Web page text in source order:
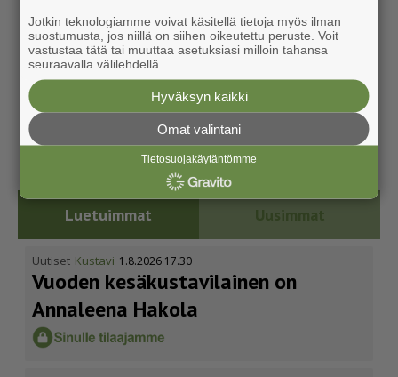
Luetuimmat Uusimmat
Uutiset Kustavi 1.8.2026 17.30
Vuoden kesäkus­ta­vi­lainen on
Annaleena Hakola
Jotkin teknologiamme voivat käsitellä tietoja myös ilman
suostumusta, jos niillä on siihen oikeutettu peruste. Voit
vastustaa tätä tai muuttaa asetuksiasi milloin tahansa
seuraavalla välilehdellä.
Hyväksyn kaikki
Omat valintani
Tietosuojakäytäntömme